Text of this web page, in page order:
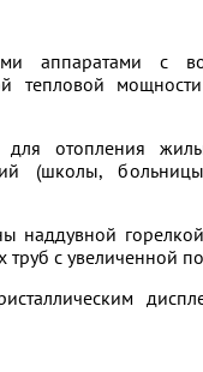
аппаратами с
тепловой
отопления
(школы,
с увеличенной